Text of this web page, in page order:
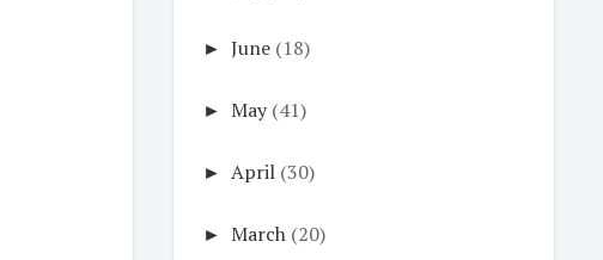
► June (18)
► May (41)
► April (30)
► March (20)